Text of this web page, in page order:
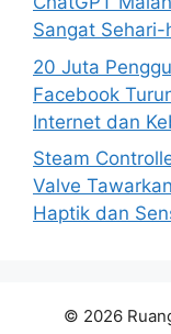
Sangat Sehari-
20 Juta
Facebook
Internet dan
Steam
Valve
Haptik dan
© 2026